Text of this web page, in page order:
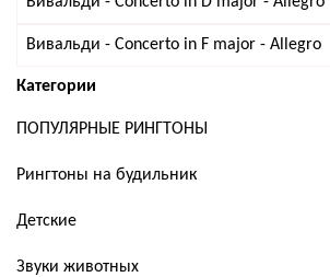
Вивальди - Concerto in F major - Allegro
Категории
ПОПУЛЯРНЫЕ РИНГТОНЫ
Рингтоны на будильник
Детские
Звуки животных